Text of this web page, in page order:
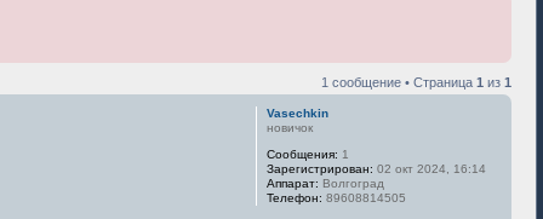
1 сообщение • Страница 1 из 1
Vasechkin
новичок
Сообщения: 1
Зарегистрирован: 02 окт 2024, 16:14
Аппарат: Волгоград
Телефон: 89608814505